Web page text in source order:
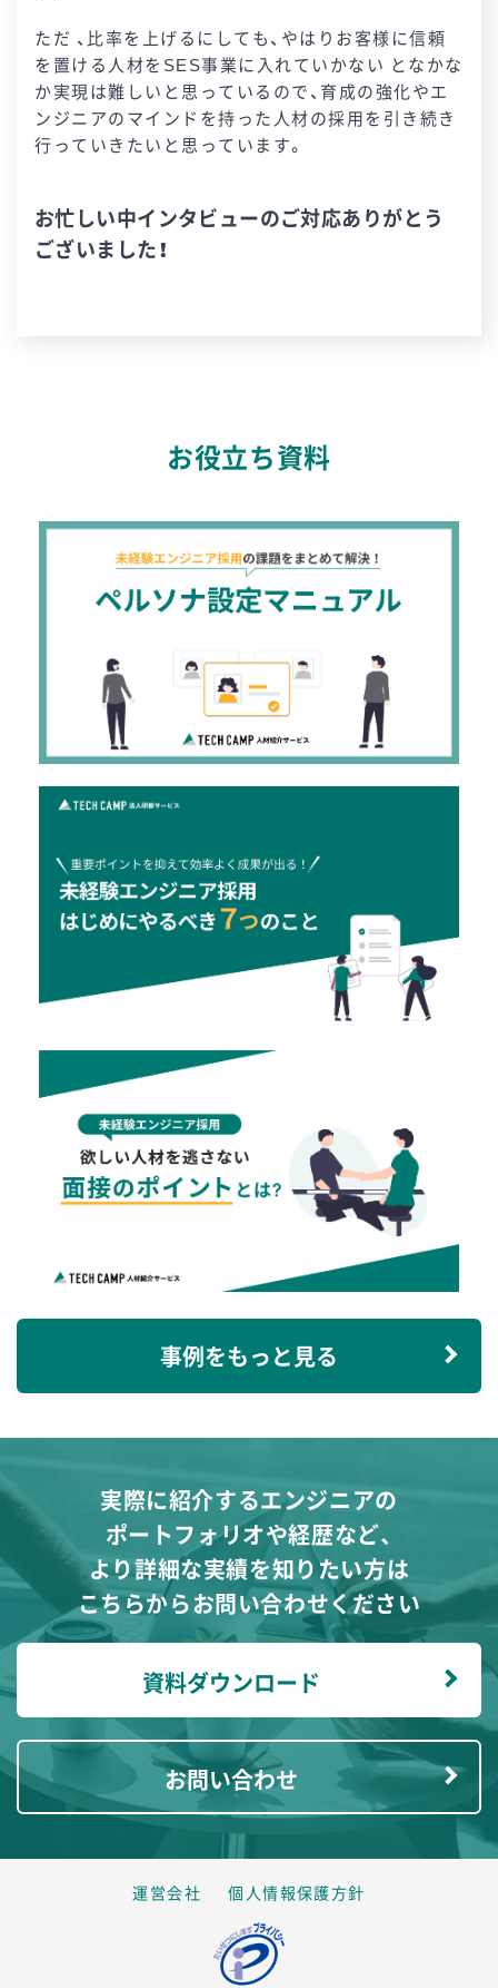
ただ 、比率を上げるにしても、やはりお客様に信頼
を置ける人材をSES事業に入れていかない となかな
か実現は難しいと思っているので、育成の強化やエ
ンジニアのマインドを持った人材の採用を引き続き
行っていきたいと思っています。
お忙しい中インタビューのご対応ありがとう
ございました！
お役立ち資料
事例をもっと見る
実際に紹介するエンジニアの
ポートフォリオや経歴など、
より詳細な実績を知りたい方は
こちらからお問い合わせください
資料ダウンロード
お問い合わせ
運営会社 個人情報保護方針